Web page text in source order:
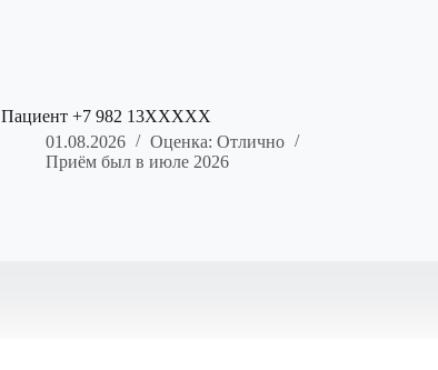
Пациент +7 982 13XXXXX
01.08.2026
Оценка: Отлично
Приём был в июле 2026